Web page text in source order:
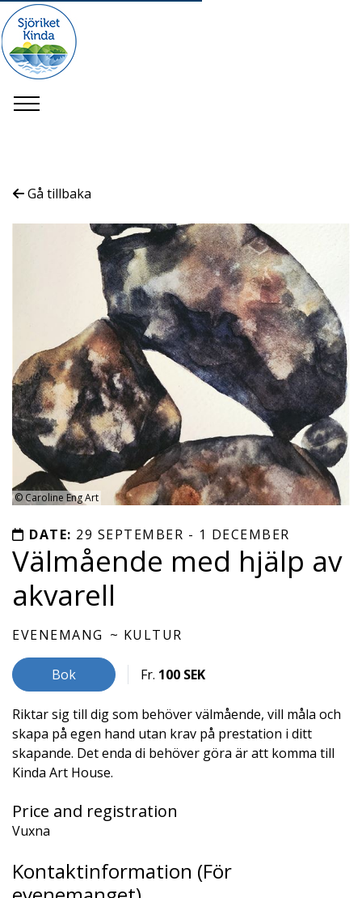
Gå tillbaka
©Caroline Eng Art
DATE: 29 SEPTEMBER - 1 DECEMBER
Välmående med hjälp av
akvarell
EVENEMANG KULTUR
Bok Fr. 100 SEK
Riktar sig till dig som behöver välmående, vill måla och
skapa på egen hand utan krav på prestation i ditt
skapande. Det enda di behöver göra är att komma till
Kinda Art House.
Price and registration
Vuxna
Kontaktinformation (För